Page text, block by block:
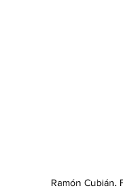
Ramón Cubián.